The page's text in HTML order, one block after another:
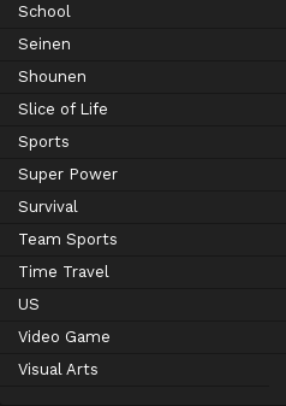
School
Seinen
Shounen
Slice of Life
Sports
Super Power
Survival
Team Sports
Time Travel
US
Video Game
Visual Arts